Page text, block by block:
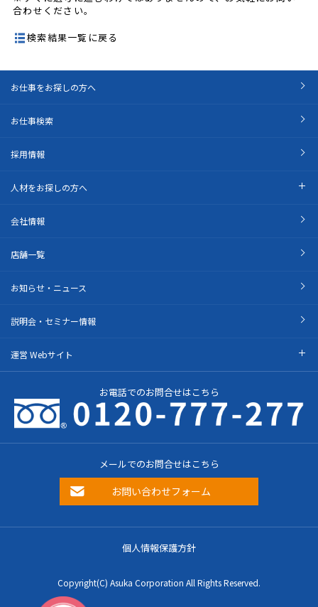
合わせください。
検索結果一覧に戻る
お仕事をお探しの方へ
お仕事検索
採用情報
人材をお探しの方へ
会社情報
店舗一覧
お知らせ・ニュース
説明会・セミナー情報
運営 Webサイト
お電話でのお問合せはこちら
メールでのお問合せはこちら
お問い合わせフォーム
個人情報保護方針
Copyright(C) Asuka Corporation All Rights Reserved.